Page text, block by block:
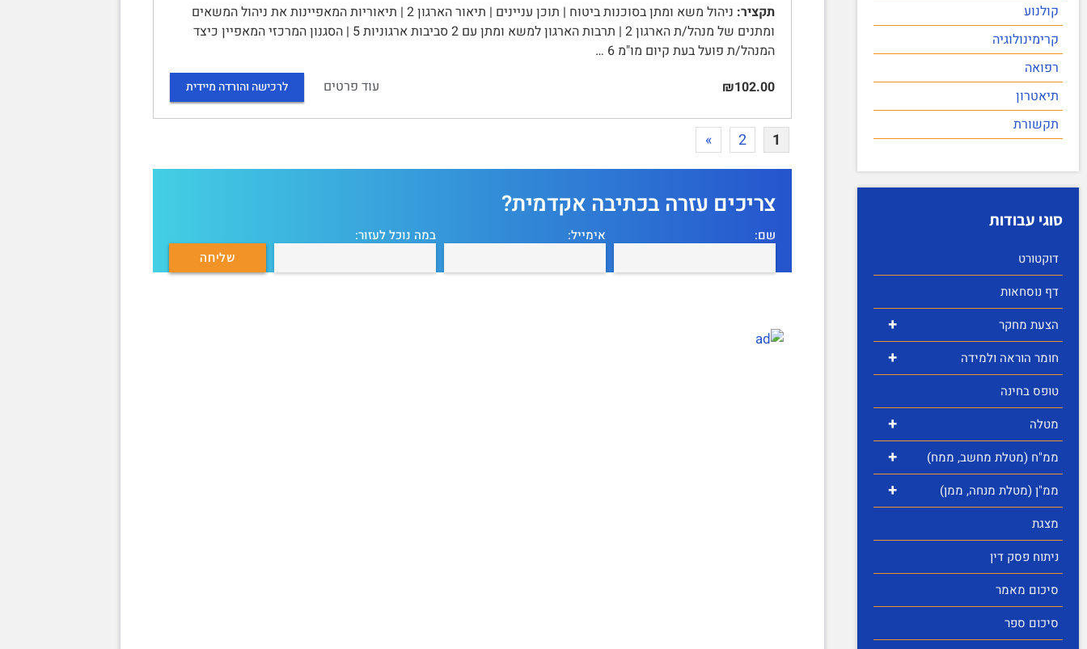
קולנוע
קרימינולוגיה
רפואה
תיאטרון
תקשורת
סוגי עבודות
דוקטורט
דף נוסחאות
+ הצעת מחקר
+
חומר הוראה ולמידה
טופס בחינה
+ מטלה
+ ממ"ח (מטלת מחשב, ממח)
+
ממ"ן (מטלת מנחה, ממן)
מצגת
ניתוח פסק דין
סיכום מאמר
סיכום ספר
תקציר:
ניהול משא ומתן בסוכנות ביטוח | תוכן עניינים | תיאור הארגון 2 | תיאוריות המאפיינות את ניהול המשאים
ומתנים של מנהל/ת הארגון 2 | תרבות הארגון למשא ומתן עם 2 סביבות ארגוניות 5 | הסגנון המרכזי המאפיין כיצד
המנהל/ת פועל בעת קיום מו"מ 6 …
₪102.00
עוד פרטים לרכישה והורדה מיידית
1
2
»
צריכים עזרה בכתיבה אקדמית?
שם: אימייל: במה נוכל לעזור: